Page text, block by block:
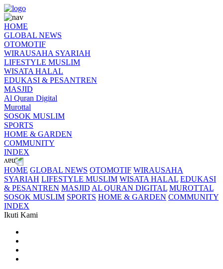
HOME
GLOBAL NEWS
OTOMOTIF
WIRAUSAHA SYARIAH
LIFESTYLE MUSLIM
WISATA HALAL
EDUKASI & PESANTREN
MASJID
Al Quran Digital
Murottal
SOSOK MUSLIM
SPORTS
HOME & GARDEN
COMMUNITY
INDEX
HOME GLOBAL NEWS OTOMOTIF WIRAUSAHA
SYARIAH LIFESTYLE MUSLIM WISATA HALAL EDUKASI
& PESANTREN MASJID AL QURAN DIGITAL MUROTTAL
SOSOK MUSLIM SPORTS HOME & GARDEN COMMUNITY
INDEX
Ikuti Kami